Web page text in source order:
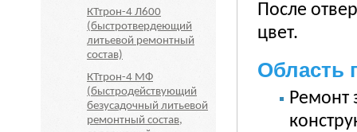
КТтрон-4 Л600
(быстротвердеющий
литьевой ремонтный
состав)
КТтрон-4 МФ
(быстродействующий
безусадочный литьевой
ремонтный состав,
После
цвет.
Область
Ремонт